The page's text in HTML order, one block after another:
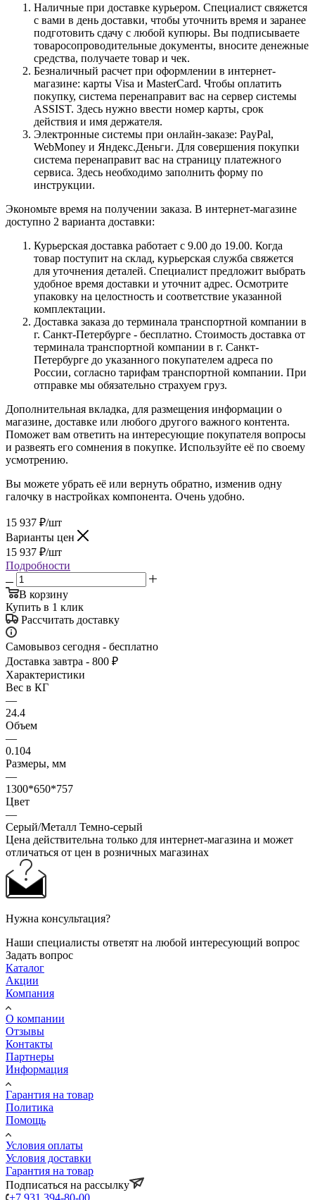
Наличные при доставке курьером. Специалист свяжется
с вами в день доставки, чтобы уточнить время и заранее
подготовить сдачу с любой купюры. Вы подписываете
товаросопроводительные документы, вносите денежные
средства, получаете товар и чек.
Безналичный расчет при оформлении в интернет-
магазине: карты Visa и MasterCard. Чтобы оплатить
покупку, система перенаправит вас на сервер системы
ASSIST. Здесь нужно ввести номер карты, срок
действия и имя держателя.
Электронные системы при онлайн-заказе: PayPal,
WebMoney и Яндекс.Деньги. Для совершения покупки
система перенаправит вас на страницу платежного
сервиса. Здесь необходимо заполнить форму по
инструкции.
Экономьте время на получении заказа. В интернет-магазине
доступно 2 варианта доставки:
Курьерская доставка работает с 9.00 до 19.00. Когда
товар поступит на склад, курьерская служба свяжется
для уточнения деталей. Специалист предложит выбрать
удобное время доставки и уточнит адрес. Осмотрите
упаковку на целостность и соответствие указанной
комплектации.
Доставка заказа до терминала транспортной компании в
г. Санкт-Петербурге - бесплатно. Стоимость доставка от
терминала транспортной компании в г. Санкт-
Петербурге до указанного покупателем адреса по
России, согласно тарифам транспортной компании. При
отправке мы обязательно страхуем груз.
Дополнительная вкладка, для размещения информации о
магазине, доставке или любого другого важного контента.
Поможет вам ответить на интересующие покупателя вопросы
и развеять его сомнения в покупке. Используйте её по своему
усмотрению.
Вы можете убрать её или вернуть обратно, изменив одну
галочку в настройках компонента. Очень удобно.
15 937 ₽/шт
Варианты цен
15 937 ₽/шт
Подробности
В корзину
Купить в 1 клик
Рассчитать доставку
Самовывоз сегодня - бесплатно
Доставка завтра - 800 ₽
Характеристики
Вес в КГ
—
24.4
Объем
—
0.104
Размеры, мм
—
1300*650*757
Цвет
—
Серый/Металл Темно-серый
Цена действительна только для интернет-магазина и может
отличаться от цен в розничных магазинах
Нужна консультация?
Наши специалисты ответят на любой интересующий вопрос
Задать вопрос
Каталог
Акции
Компания
О компании
Отзывы
Контакты
Партнеры
Информация
Гарантия на товар
Политика
Помощь
Условия оплаты
Условия доставки
Гарантия на товар
Подписаться на рассылку
+7 931 394-80-00